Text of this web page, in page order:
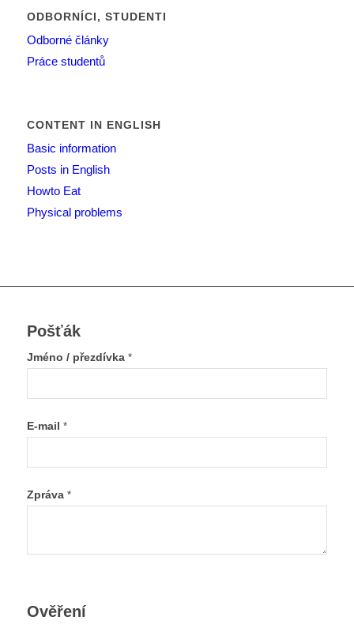
ODBORNÍCI, STUDENTI
Odborné články
Práce studentů
CONTENT IN ENGLISH
Basic information
Posts in English
Howto Eat
Physical problems
Pošťák
Jméno / přezdívka *
E-mail *
Zpráva *
Ověření